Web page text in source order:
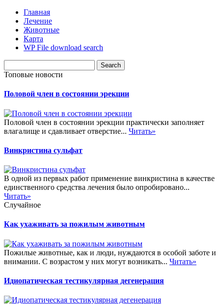
Главная
Лечение
Животные
Карта
WP File download search
Топовые новости
Половой член в состоянии эрекции
Половой член в состоянии эрекции практически заполняет
влагалище и сдавливает отверстие... Читать»
Винкристина сульфат
В одной из первых работ применение винкристина в качестве
единственного средства лечения было опробировано...
Читать»
Случайное
Как ухаживать за пожилым животным
Пожилые животные, как и люди, нуждаются в особой заботе и
внимании. С возрастом у них могут возникать... Читать»
Идиопатическая тестикулярная дегенерация